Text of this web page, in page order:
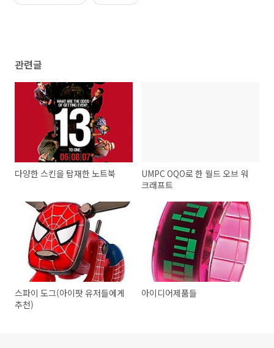
관련글
다양한 스킨을 탑재한 노트북
UMPC OQO로 한 월드 오브 워
크래프트
스파이 도그(아이팟 유저들에게
추천)
아이디어제품들